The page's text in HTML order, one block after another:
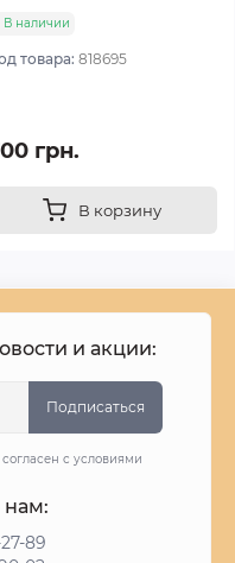
В наличии
товара: 818695
грн.
В корзину
и акции:
Подписаться
с условиями
нам:
89